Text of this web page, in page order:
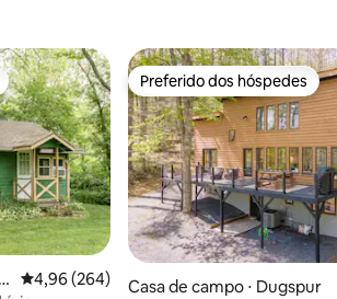
dos hóspedes
4,96 de uma avaliação média de 5, 264
4,96 (264)
Preferido dos hóspedes
Preferido dos hóspedes
Casa de campo ⋅ Dugspur